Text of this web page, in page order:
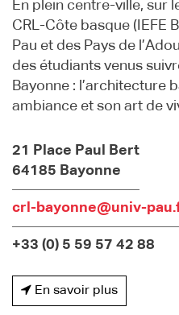
En plein centre-ville, sur
CRL-Côte basque (IEFE
Pau et des Pays de
des étudiants venus
Bayonne : l’architecture
ambiance et son art de
21 Place Paul Bert
64185 Bayonne
crl-bayonne@univ-
+33 (0) 5 59 57 42 88
En savoir plus